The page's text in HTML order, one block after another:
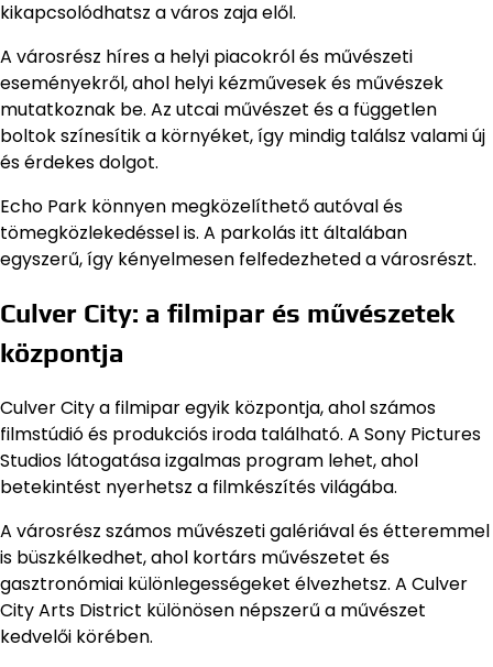
kikapcsolódhatsz a város zaja elől.
A városrész híres a helyi piacokról és művészeti
eseményekről, ahol helyi kézművesek és művészek
mutatkoznak be. Az utcai művészet és a független
boltok színesítik a környéket, így mindig találsz valami új
és érdekes dolgot.
Echo Park könnyen megközelíthető autóval és
tömegközlekedéssel is. A parkolás itt általában
egyszerű, így kényelmesen felfedezheted a városrészt.
Culver City: a filmipar és művészetek
központja
Culver City a filmipar egyik központja, ahol számos
filmstúdió és produkciós iroda található. A Sony Pictures
Studios látogatása izgalmas program lehet, ahol
betekintést nyerhetsz a filmkészítés világába.
A városrész számos művészeti galériával és étteremmel
is büszkélkedhet, ahol kortárs művészetet és
gasztronómiai különlegességeket élvezhetsz. A Culver
City Arts District különösen népszerű a művészet
kedvelői körében.